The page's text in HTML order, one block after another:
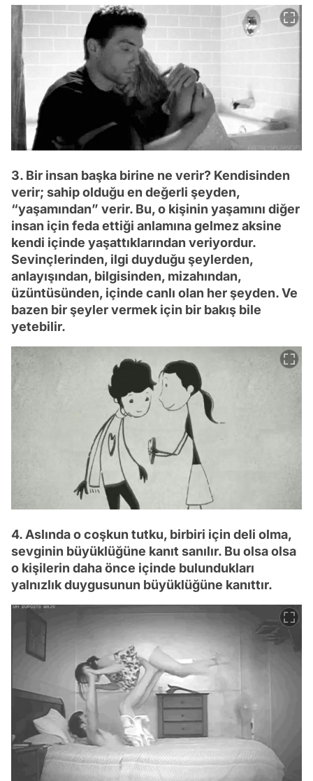
3. Bir insan başka birine ne verir? Kendisinden
verir; sahip olduğu en değerli şeyden,
“yaşamından” verir. Bu, o kişinin yaşamını diğer
insan için feda ettiği anlamına gelmez aksine
kendi içinde yaşattıklarından veriyordur.
Sevinçlerinden, ilgi duyduğu şeylerden,
anlayışından, bilgisinden, mizahından,
üzüntüsünden, içinde canlı olan her şeyden. Ve
bazen bir şeyler vermek için bir bakış bile
yetebilir.
4. Aslında o coşkun tutku, birbiri için deli olma,
sevginin büyüklüğüne kanıt sanılır. Bu olsa olsa
o kişilerin daha önce içinde bulundukları
yalnızlık duygusunun büyüklüğüne kanıttır.